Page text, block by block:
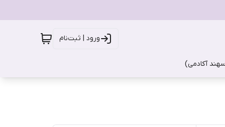
ورود | ثبت‌نام
آکادمی)